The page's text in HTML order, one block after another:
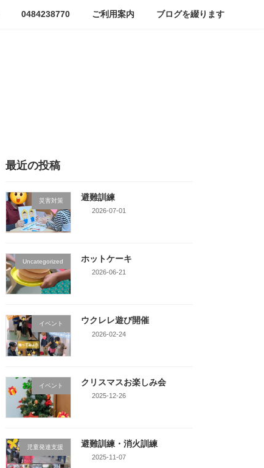
0484238770 ご利用案内 ブログを綴ります
最近の投稿
災害対策 避難訓練
2026-07-01
Uncategorized ホットケーキ
2026-06-21
イベント ウクレレ遊び開催
2026-02-24
イベント クリスマスお楽しみ会
2025-12-26
児童発達支援 避難訓練・消火訓練
2025-11-07